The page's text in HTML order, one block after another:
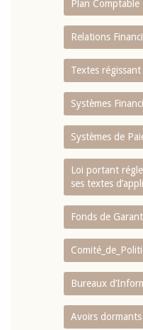
Plan Comptable
Relations
Textes
Systèmes
Systèmes de
Loi portant
ses textes
Fonds de
Bureaux
Avoirs dormants